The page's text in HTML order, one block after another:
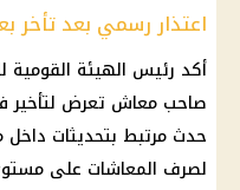
اعتذار رسمي بعد تأخر
أكد رئيس الهيئة القومية
صاحب معاش تعرض لتأخير
حدث مرتبط بتحديثات داخل
لصرف المعاشات على